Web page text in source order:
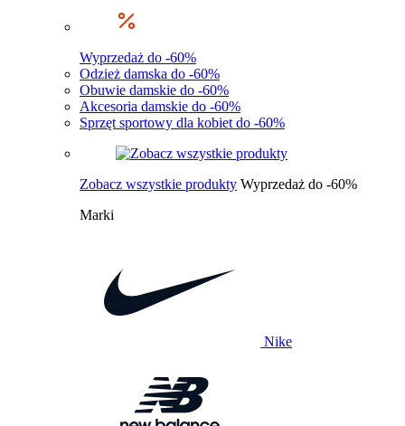
Wyprzedaż do -60%
Odzież damska do -60%
Obuwie damskie do -60%
Akcesoria damskie do -60%
Sprzęt sportowy dla kobiet do -60%
Zobacz wszystkie produkty Wyprzedaż do -60%
Marki
Nike